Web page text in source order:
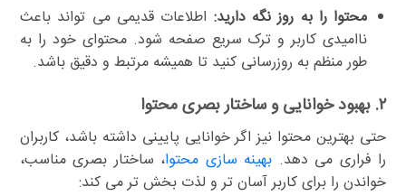
محتوا را به روز نگه دارید: اطلاعات قدیمی می تواند باعث
ناامیدی کاربر و ترک سریع صفحه شود. محتوای خود را به
طور منظم به روزرسانی کنید تا همیشه مرتبط و دقیق باشد.
۲. بهبود خوانایی و ساختار بصری محتوا
حتی بهترین محتوا نیز اگر خوانایی پایینی داشته باشد، کاربران
را فراری می دهد. بهینه سازی محتوا، ساختار بصری مناسب،
خواندن را برای کاربر آسان تر و لذت بخش تر می کند: